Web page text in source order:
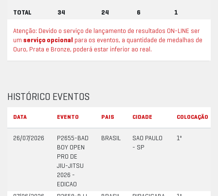
TOTAL 34 24 6 1
Atenção: Devido o serviço de lançamento de resultados ON-LINE ser
um serviço opcional
para os eventos, a quantidade de medalhas de
Ouro, Prata e Bronze, poderá estar inferior ao real.
HISTÓRICO EVENTOS
DATA EVENTO PAIS CIDADE COLOCAÇÃO
26/07/2026
P2655-BAD
BOY OPEN
PRO DE
JIU-JITSU
2026 -
EDICAO
BRASIL
SAO PAULO
- SP
1º